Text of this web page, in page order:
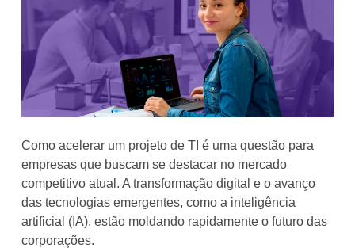
Como acelerar um projeto de TI é uma questão para
empresas que buscam se destacar no mercado
competitivo atual. A transformação digital e o avanço
das tecnologias emergentes, como a inteligência
artificial (IA), estão moldando rapidamente o futuro das
corporações.